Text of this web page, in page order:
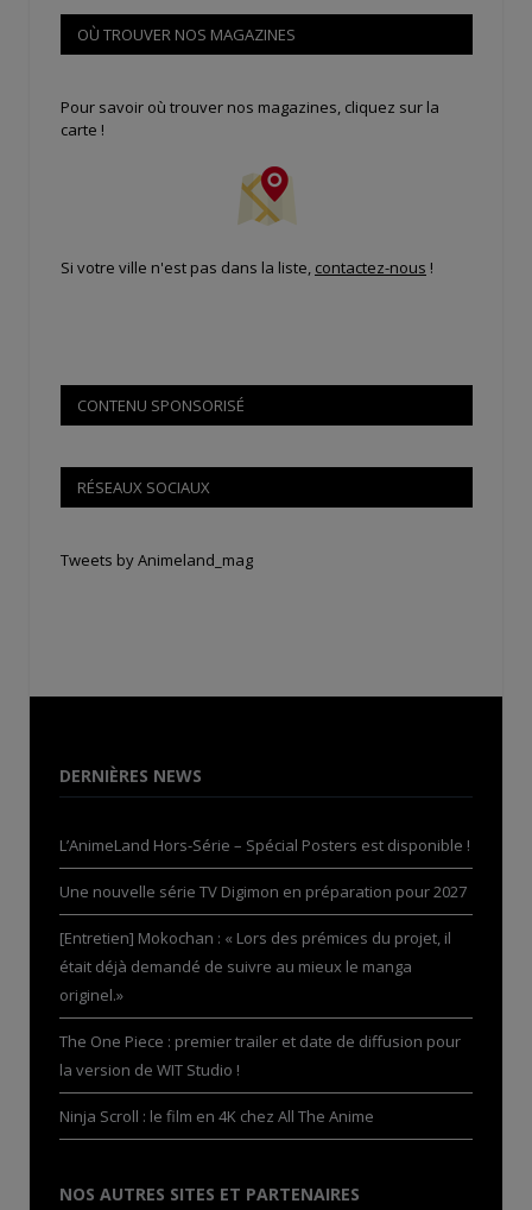
OÙ TROUVER NOS MAGAZINES
Pour savoir où trouver nos magazines, cliquez sur la
carte !
Si votre ville n'est pas dans la liste, contactez-nous !
CONTENU SPONSORISÉ
RÉSEAUX SOCIAUX
Tweets by Animeland_mag
DERNIÈRES NEWS
L’AnimeLand Hors-Série – Spécial Posters est disponible !
Une nouvelle série TV Digimon en préparation pour 2027
[Entretien] Mokochan : « Lors des prémices du projet, il
était déjà demandé de suivre au mieux le manga
originel.»
The One Piece : premier trailer et date de diffusion pour
la version de WIT Studio !
Ninja Scroll : le film en 4K chez All The Anime
NOS AUTRES SITES ET PARTENAIRES